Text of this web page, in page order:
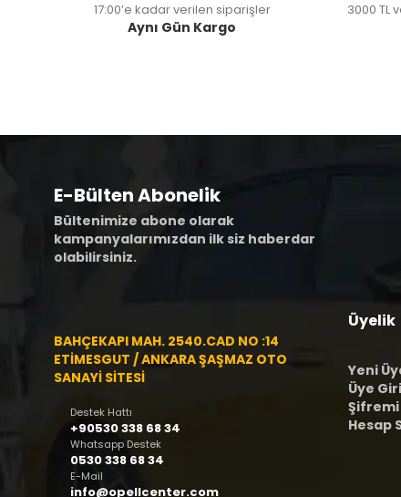
17:00’e kadar verilen siparişler
Aynı Gün Kargo
3000 TL
E-Bülten Abonelik
Bültenimize abone olarak
kampanyalarımızdan ilk siz haberdar
olabilirsiniz.
BAHÇEKAPI MAH. 2540.CAD NO :14
ETİMESGUT / ANKARA ŞAŞMAZ OTO
SANAYİ SİTESİ
Destek Hattı
+90530 338 68 34
Whatsapp Destek
0530 338 68 34
E-Mail
info@opellcenter.com
Üyelik
Yeni
Üye
Hesap